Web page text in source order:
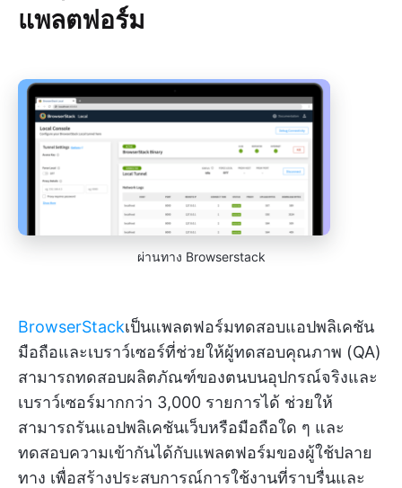
แพลตฟอร์ม
ผ่านทาง Browserstack
BrowserStackเป็นแพลตฟอร์มทดสอบแอปพลิเคชัน
มือถือและเบราว์เซอร์ที่ช่วยให้ผู้ทดสอบคุณภาพ (QA)
สามารถทดสอบผลิตภัณฑ์ของตนบนอุปกรณ์จริงและ
เบราว์เซอร์มากกว่า 3,000 รายการได้ ช่วยให้
สามารถรันแอปพลิเคชันเว็บหรือมือถือใด ๆ และ
ทดสอบความเข้ากันได้กับแพลตฟอร์มของผู้ใช้ปลาย
ทาง เพื่อสร้างประสบการณ์การใช้งานที่ราบรื่นและ